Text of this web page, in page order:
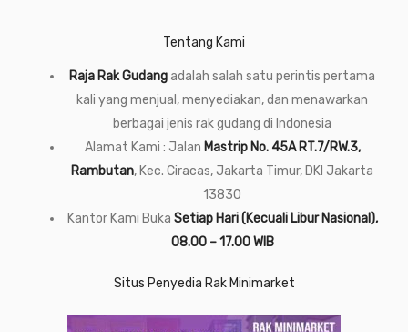
Tentang Kami
Raja Rak Gudangadalah salah satu perintis pertama
kali yang menjual, menyediakan, dan menawarkan
berbagai jenis rak gudang di Indonesia
Alamat Kami : Jalan Mastrip No. 45A RT.7/RW.3,
Rambutan, Kec. Ciracas, Jakarta Timur, DKI Jakarta
13830
Kantor Kami Buka Setiap Hari (Kecuali Libur Nasional),
08.00 – 17.00 WIB
Situs Penyedia Rak Minimarket